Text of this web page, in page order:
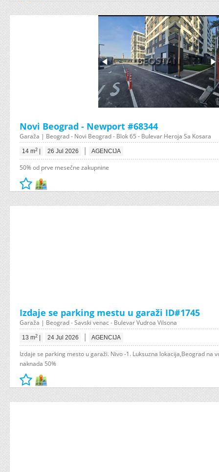
Novi Beograd - Newport #68344
Garaža | Beograd - Novi Beograd - Blok 65 - Bulevar Heroja Sa Kosara
14 m2 26 Jul 2026 | AGENCIJA
50% od prve mesečne zakupnine
Izdaje se parking mestu u garaži ID#1745
Garaža | Beograd - Savski venac - Bulevar Vudroa Vilsona
13 m2 24 Jul 2026 | AGENCIJA
Izdaje se parking mesto u garaži. Nivo -1. Luksuzna lokacija,Beograd na
naknada 50%